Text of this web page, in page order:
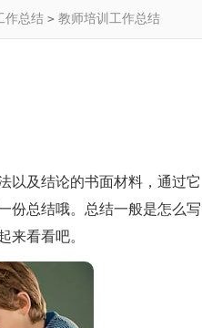
作总结 > 教师培训工作总结
及结论的书面材料，通过它
份总结哦。总结一般是怎么写
来看看吧。